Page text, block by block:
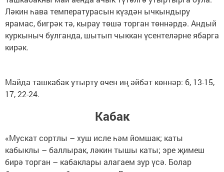
Ләкин һава температурасын күздән ычкындыру
ярамас, бигрәк тә, кырау төшә торган төннәрдә. Андый
куркыныч булганда, шытып чыккан үсентеләрне ябарга
кирәк.
Майда ташкабак утырту өчен иң әйбәт көннәр: 6, 13-15,
17, 22-24.
Кабак
«Мускат сортлы – хуш исле һәм йомшак; каты
кабыклы – баллырак, ләкин тышы каты; эре җимеш
бирә торган – кабаклары алагаем зур үсә. Болар